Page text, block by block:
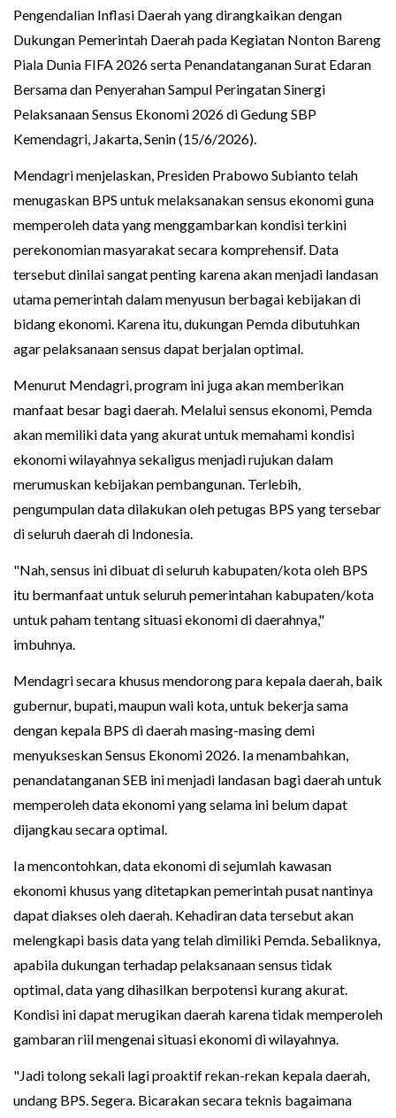
Pengendalian Inflasi Daerah yang dirangkaikan dengan
Dukungan Pemerintah Daerah pada Kegiatan Nonton Bareng
Piala Dunia FIFA 2026 serta Penandatanganan Surat Edaran
Bersama dan Penyerahan Sampul Peringatan Sinergi
Pelaksanaan Sensus Ekonomi 2026 di Gedung SBP
Kemendagri, Jakarta, Senin (15/6/2026).
Mendagri menjelaskan, Presiden Prabowo Subianto telah
menugaskan BPS untuk melaksanakan sensus ekonomi guna
memperoleh data yang menggambarkan kondisi terkini
perekonomian masyarakat secara komprehensif. Data
tersebut dinilai sangat penting karena akan menjadi landasan
utama pemerintah dalam menyusun berbagai kebijakan di
bidang ekonomi. Karena itu, dukungan Pemda dibutuhkan
agar pelaksanaan sensus dapat berjalan optimal.
Menurut Mendagri, program ini juga akan memberikan
manfaat besar bagi daerah. Melalui sensus ekonomi, Pemda
akan memiliki data yang akurat untuk memahami kondisi
ekonomi wilayahnya sekaligus menjadi rujukan dalam
merumuskan kebijakan pembangunan. Terlebih,
pengumpulan data dilakukan oleh petugas BPS yang tersebar
di seluruh daerah di Indonesia.
"Nah, sensus ini dibuat di seluruh kabupaten/kota oleh BPS
itu bermanfaat untuk seluruh pemerintahan kabupaten/kota
untuk paham tentang situasi ekonomi di daerahnya,"
imbuhnya.
Mendagri secara khusus mendorong para kepala daerah, baik
gubernur, bupati, maupun wali kota, untuk bekerja sama
dengan kepala BPS di daerah masing-masing demi
menyukseskan Sensus Ekonomi 2026. Ia menambahkan,
penandatanganan SEB ini menjadi landasan bagi daerah untuk
memperoleh data ekonomi yang selama ini belum dapat
dijangkau secara optimal.
Ia mencontohkan, data ekonomi di sejumlah kawasan
ekonomi khusus yang ditetapkan pemerintah pusat nantinya
dapat diakses oleh daerah. Kehadiran data tersebut akan
melengkapi basis data yang telah dimiliki Pemda. Sebaliknya,
apabila dukungan terhadap pelaksanaan sensus tidak
optimal, data yang dihasilkan berpotensi kurang akurat.
Kondisi ini dapat merugikan daerah karena tidak memperoleh
gambaran riil mengenai situasi ekonomi di wilayahnya.
"Jadi tolong sekali lagi proaktif rekan-rekan kepala daerah,
undang BPS. Segera. Bicarakan secara teknis bagaimana